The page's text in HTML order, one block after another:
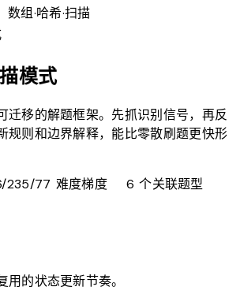
数组·哈希·扫描
模式
迁移的解题框架。先抓识别信号，再反
规则和边界解释，能比零散刷题更快形
235/77 难度梯度category 6 个关联题型
的状态更新节奏。